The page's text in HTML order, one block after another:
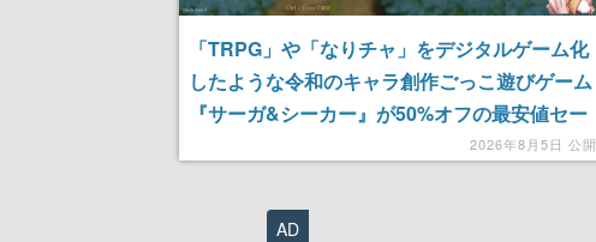
「TRPG」や「なりチャ」をデジタルゲーム化
したような令和のキャラ創作ごっこ遊びゲーム
『サーガ&シーカー』が50%オフの最安値セー
ルを開催。やりたいことを書き込むだけでAIの
じ”にしてくれる
2026年8月5日 公開
AD